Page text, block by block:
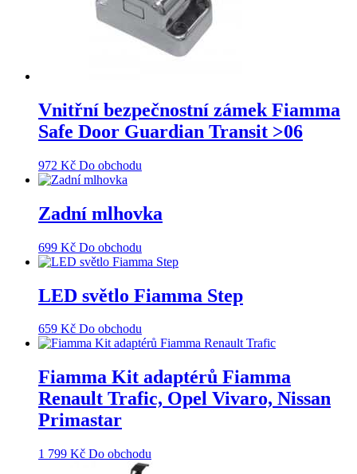
Vnitřní bezpečnostní zámek Fiamma
Safe Door Guardian Transit >06
972 Kč Do obchodu
Zadní mlhovka
699 Kč Do obchodu
LED světlo Fiamma Step
659 Kč Do obchodu
Fiamma Kit adaptérů Fiamma
Renault Trafic, Opel Vivaro, Nissan
Primastar
1 799 Kč Do obchodu